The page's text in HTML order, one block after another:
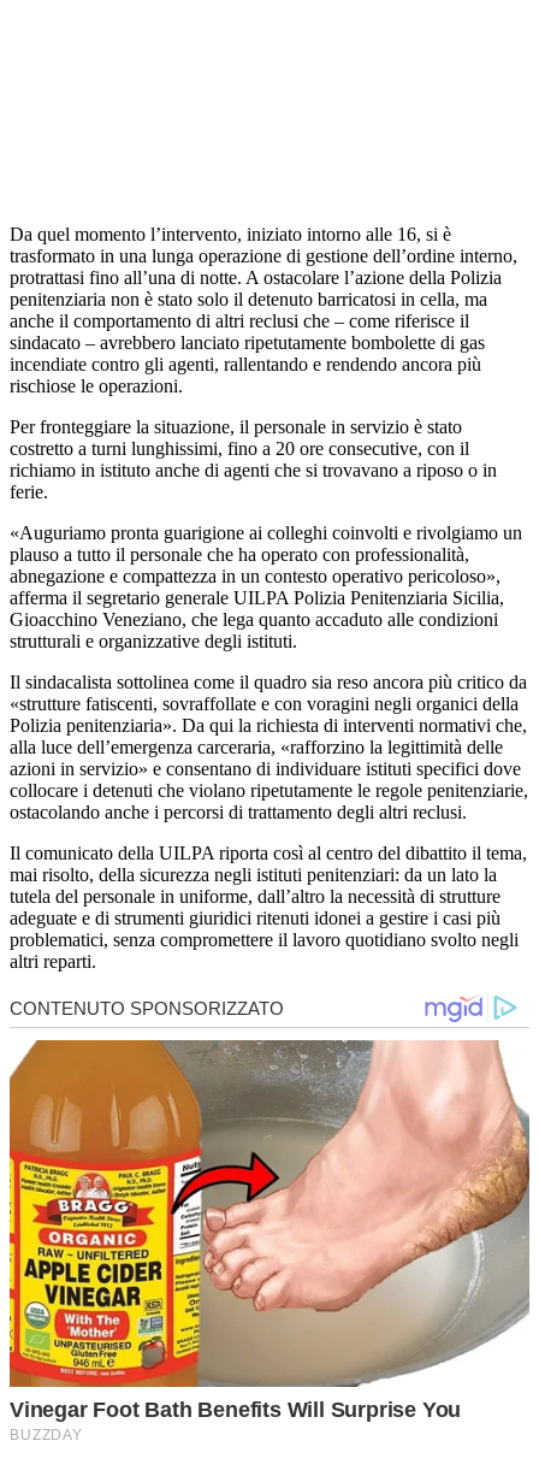
Da quel momento l’intervento, iniziato intorno alle 16, si è
trasformato in una lunga operazione di gestione dell’ordine interno,
protrattasi fino all’una di notte. A ostacolare l’azione della Polizia
penitenziaria non è stato solo il detenuto barricatosi in cella, ma
anche il comportamento di altri reclusi che – come riferisce il
sindacato – avrebbero lanciato ripetutamente bombolette di gas
incendiate contro gli agenti, rallentando e rendendo ancora più
rischiose le operazioni.
Per fronteggiare la situazione, il personale in servizio è stato
costretto a turni lunghissimi, fino a 20 ore consecutive, con il
richiamo in istituto anche di agenti che si trovavano a riposo o in
ferie.
«Auguriamo pronta guarigione ai colleghi coinvolti e rivolgiamo un
plauso a tutto il personale che ha operato con professionalità,
abnegazione e compattezza in un contesto operativo pericoloso»,
afferma il segretario generale UILPA Polizia Penitenziaria Sicilia,
Gioacchino Veneziano, che lega quanto accaduto alle condizioni
strutturali e organizzative degli istituti.
Il sindacalista sottolinea come il quadro sia reso ancora più critico da
«strutture fatiscenti, sovraffollate e con voragini negli organici della
Polizia penitenziaria». Da qui la richiesta di interventi normativi che,
alla luce dell’emergenza carceraria, «rafforzino la legittimità delle
azioni in servizio» e consentano di individuare istituti specifici dove
collocare i detenuti che violano ripetutamente le regole penitenziarie,
ostacolando anche i percorsi di trattamento degli altri reclusi.
Il comunicato della UILPA riporta così al centro del dibattito il tema,
mai risolto, della sicurezza negli istituti penitenziari: da un lato la
tutela del personale in uniforme, dall’altro la necessità di strutture
adeguate e di strumenti giuridici ritenuti idonei a gestire i casi più
problematici, senza compromettere il lavoro quotidiano svolto negli
altri reparti.